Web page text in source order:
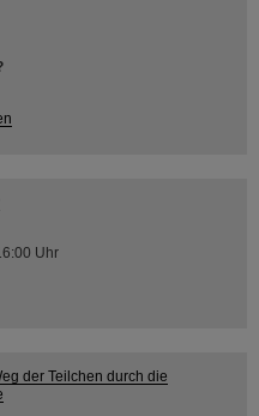
Uhr
der Teilchen durch die